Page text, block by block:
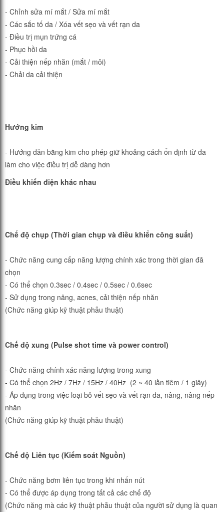
- Chỉnh sửa mí mắt / Sửa mí mắt
- Các sắc tố da / Xóa vết sẹo và vết rạn da
- Điều trị mụn trứng cá
- Phục hồi da
- Cải thiện nếp nhăn (mắt / môi)
- Chải da cải thiện
Hướng kim
- Hướng dẫn bằng kim cho phép giữ khoảng cách ổn định từ da
làm cho việc điều trị dễ dàng hơn
Điều khiển điện khác nhau
Chế độ chụp (Thời gian chụp và điều khiển công suất)
- Chức năng cung cấp năng lượng chính xác trong thời gian đã
chọn
- Có thể chọn 0.3sec / 0.4sec / 0.5sec / 0.6sec
- Sử dụng trong nâng, acnes, cải thiện nếp nhăn
(Chức năng giúp kỹ thuật phẫu thuật)
Chế độ xung (Pulse shot time và power control)
- Chức năng chính xác năng lượng trong xung
- Có thể chọn 2Hz / 7Hz / 15Hz / 40Hz (2 ~ 40 lần tiêm / 1 giây)
- Áp dụng trong việc loại bỏ vết sẹo và vết rạn da, nâng, nâng nếp
nhăn
(Chức năng giúp kỹ thuật phẫu thuật)
Chế độ Liên tục (Kiểm soát Nguồn)
- Chức năng bơm liên tục trong khi nhấn nút
- Có thể được áp dụng trong tất cả các chế độ
(Chức năng mà các kỹ thuật phẫu thuật của người sử dụng là quan